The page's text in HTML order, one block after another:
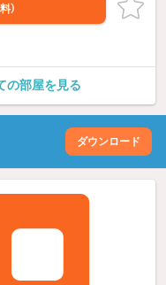
）
の部屋を見る
ダウンロード